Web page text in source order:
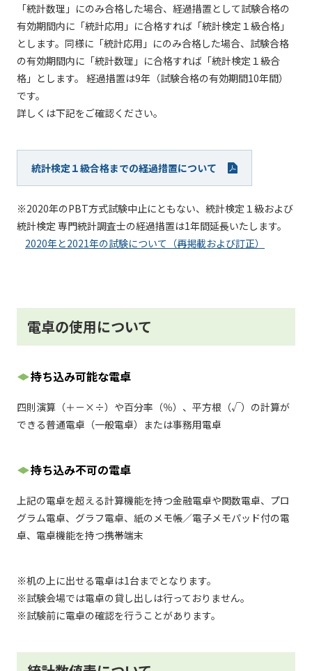
「統計数理」にのみ合格した場合、経過措置として試験合格の
有効期間内に「統計応用」に合格すれば「統計検定１級合格」
とします。同様に「統計応用」にのみ合格した場合、試験合格
の有効期間内に「統計数理」に合格すれば「統計検定１級合
格」とします。 経過措置は9年（試験合格の有効期間10年間）
です。
詳しくは下記をご確認ください。
統計検定１級合格までの経過措置について
※2020年のPBT方式試験中止にともない、統計検定１級および
統計検定 専門統計調査士の経過措置は1年間延長いたします。
2020年と2021年の試験について（再掲載および訂正）
電卓の使用について
持ち込み可能な電卓
四則演算（＋－×÷）や百分率（％）、平方根（√）の計算が
できる普通電卓（一般電卓）または事務用電卓
持ち込み不可の電卓
上記の電卓を超える計算機能を持つ金融電卓や関数電卓、プロ
グラム電卓、グラフ電卓、紙のメモ帳／電子メモパッド付の電
卓、電卓機能を持つ携帯端末
※机の上に出せる電卓は1台までとなります。
※試験会場では電卓の貸し出しは行っておりません。
※試験前に電卓の確認を行うことがあります。